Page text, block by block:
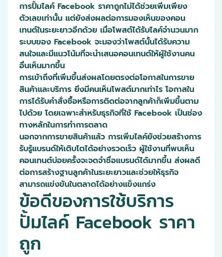
การปั้มไลค์ Facebook ราคาถูกไม่ได้ช่วยเพิ่มเพียง
ตัวเลขเท่านั้น แต่ยังส่งผลต่อการมองเห็นของคอน
เทนต์ในระยะยาวอีกด้วย เมื่อโพสต์ได้รับไลค์จำนวนมาก
ระบบของ Facebook จะมองว่าโพสต์นั้นได้รับความ
สนใจและมีแนวโน้มที่จะนำเสนอคอนเทนต์ให้ผู้ใช้งานคน
อื่นเห็นมากขึ้น
การเข้าถึงที่เพิ่มขึ้นส่งผลโดยตรงต่อโอกาสในการขาย
สินค้าและบริการ ยิ่งมีคนเห็นโพสต์มากเท่าไร โอกาสใน
การได้รับคำสั่งซื้อหรือการติดต่อจากลูกค้าก็เพิ่มขึ้นตาม
ไปด้วย โดยเฉพาะสำหรับธุรกิจที่ใช้ Facebook เป็นช่อง
ทางหลักในการทำการตลาด
นอกจากการขายสินค้าแล้ว การเพิ่มไลค์ยังช่วยสร้างการ
รับรู้แบรนด์ให้เติบโตได้อย่างรวดเร็ว ผู้ใช้งานที่พบเห็น
คอนเทนต์บ่อยครั้งจะจดจำชื่อแบรนด์ได้มากขึ้น ส่งผลดี
ต่อการสร้างฐานลูกค้าในระยะยาวและช่วยให้ธุรกิจ
สามารถแข่งขันในตลาดได้อย่างแข็งแกร่ง
ข้อดีของการใช้บริการ
ปั้มไลค์ Facebook ราคา
ถูก